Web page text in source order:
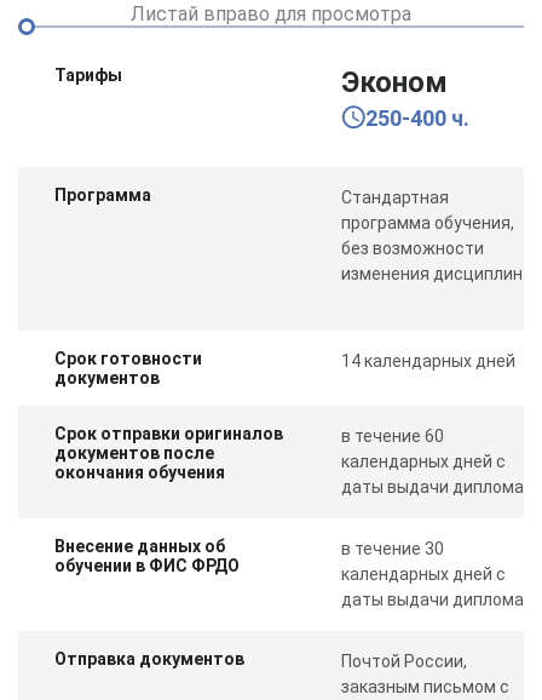
Листай вправо для просмотра
Тарифы Эконом
250-400 ч.
Программа
Стандартная
программа обучения,
без возможности
изменения дисциплин
Срок готовности
документов
14 календарных дней
Срок отправки оригиналов
документов после
окончания обучения
в течение 60
календарных дней с
даты выдачи диплома
Внесение данных об
обучении в ФИС ФРДО
в течение 30
календарных дней с
даты выдачи диплома
Отправка документов
Почтой России,
заказным письмом с